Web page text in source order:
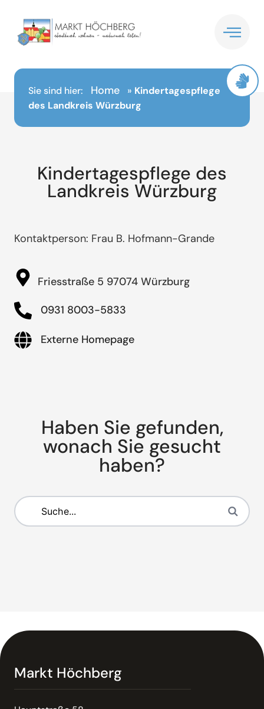
springen
Sie sind hier: Home » Kindertagespflege
des Landkreis Würzburg
Kindertagespflege des
Landkreis Würzburg
Kontaktperson: Frau B. Hofmann-Grande
Friesstraße 5 97074 Würzburg
0931 8003-5833
Externe Homepage
Haben Sie gefunden,
wonach Sie gesucht
haben?
Markt Höchberg